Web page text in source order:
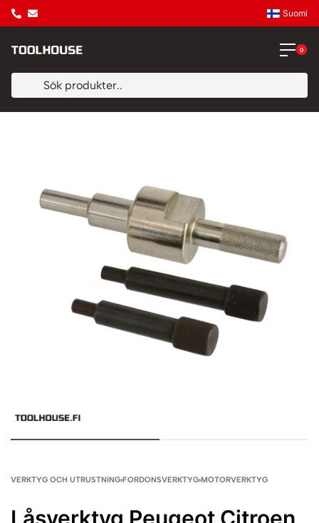
Suomi
0
VERKTYG OCH UTRUSTNING›FORDONSVERKTYG›MOTORVERKTYG